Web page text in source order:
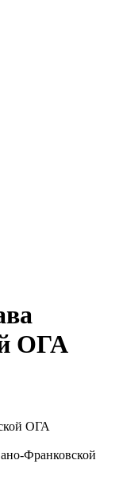
ОГА
Франковской